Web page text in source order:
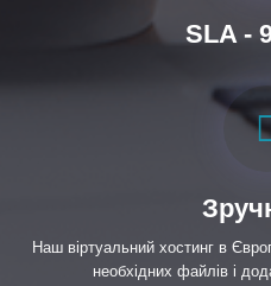
SLA -
Наш віртуальний хостинг в
необхідних файлів і